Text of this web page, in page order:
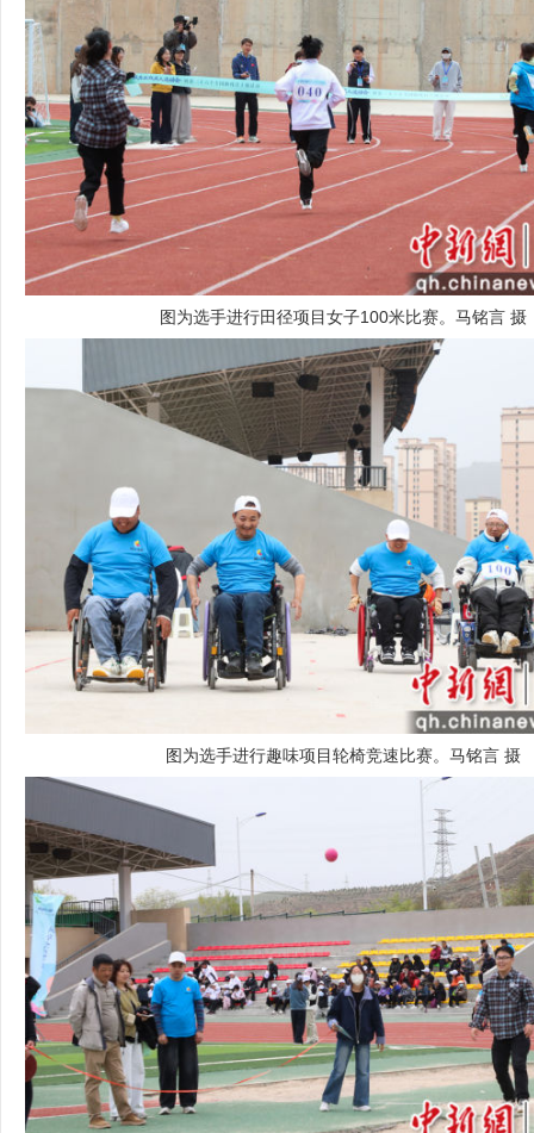
图为选手进行田径项目女子100米比赛。马铭言 摄
图为选手进行趣味项目轮椅竞速比赛。马铭言 摄